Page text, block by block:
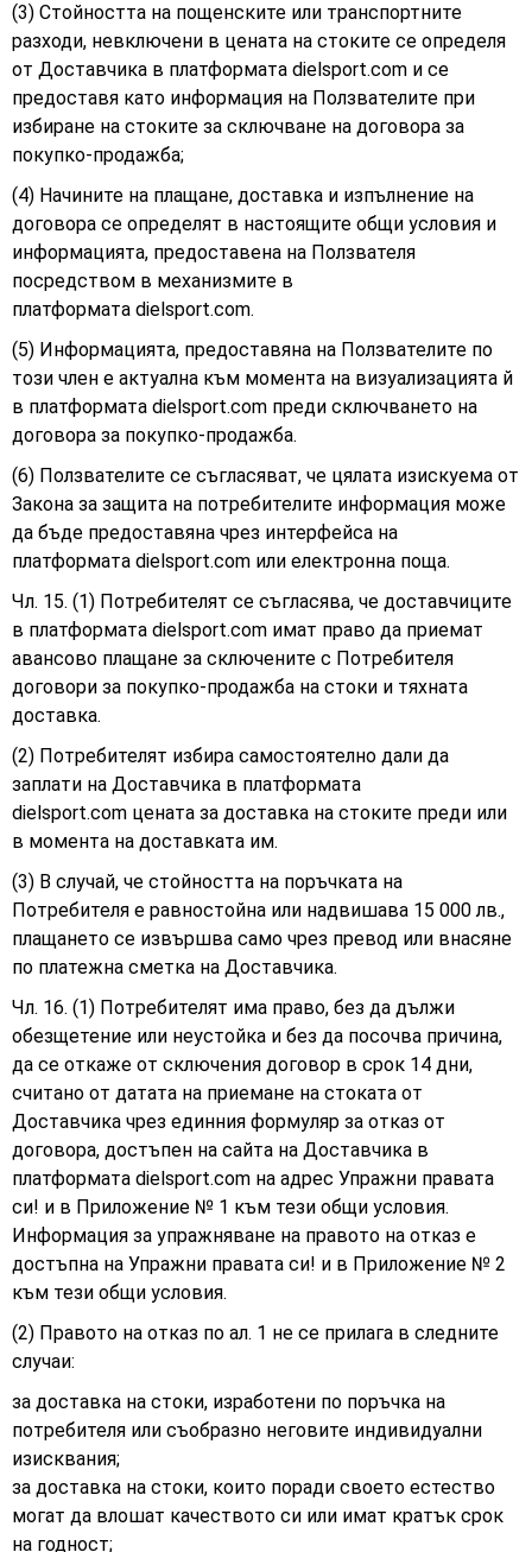
(3) Стойността на пощенските или транспортните
разходи, невключени в цената на стоките се определя
от Доставчика в платформата dielsport.com и се
предоставя като информация на Ползвателите при
избиране на стоките за сключване на договора за
покупко-продажба;
(4) Начините на плащане, доставка и изпълнение на
договора се определят в настоящите общи условия и
информацията, предоставена на Ползвателя
посредством в механизмите в
платформата dielsport.com.
(5) Информацията, предоставяна на Ползвателите по
този член е актуална към момента на визуализацията й
в платформата dielsport.com преди сключването на
договора за покупко-продажба.
(6) Ползвателите се съгласяват, че цялата изискуема от
Закона за защита на потребителите информация може
да бъде предоставяна чрез интерфейса на
платформата dielsport.com или електронна поща.
Чл. 15. (1) Потребителят се съгласява, че доставчиците
в платформата dielsport.com имат право да приемат
авансово плащане за сключените с Потребителя
договори за покупко-продажба на стоки и тяхната
доставка.
(2) Потребителят избира самостоятелно дали да
заплати на Доставчика в платформата
dielsport.com цената за доставка на стоките преди или
в момента на доставката им.
(3) В случай, че стойността на поръчката на
Потребителя е равностойна или надвишава 15 000 лв.,
плащането се извършва само чрез превод или внасяне
по платежна сметка на Доставчика.
Чл. 16. (1) Потребителят има право, без да дължи
обезщетение или неустойка и без да посочва причина,
да се откаже от сключения договор в срок 14 дни,
считано от датата на приемане на стоката от
Доставчика чрез единния формуляр за отказ от
договора, достъпен на сайта на Доставчика в
платформата dielsport.com на адрес Упражни правата
си! и в Приложение № 1 към тези общи условия.
Информация за упражняване на правото на отказ е
достъпна на Упражни правата си! и в Приложение № 2
към тези общи условия.
(2) Правото на отказ по ал. 1 не се прилага в следните
случаи:
за доставка на стоки, изработени по поръчка на
потребителя или съобразно неговите индивидуални
изисквания;
за доставка на стоки, които поради своето естество
могат да влошат качеството си или имат кратък срок
на годност;